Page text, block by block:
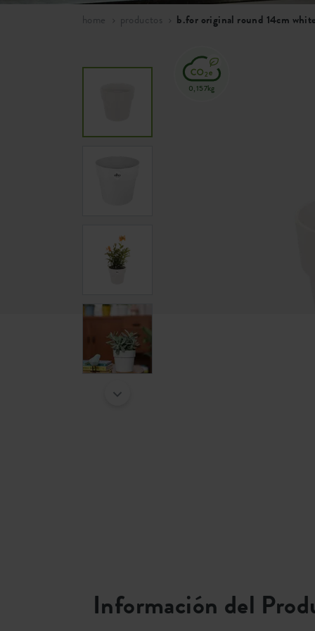
home productos b.for original round 14cm
0,157kg
Información del